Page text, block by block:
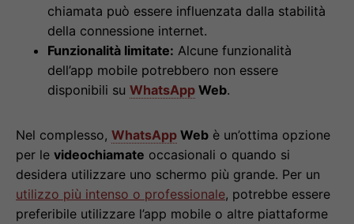
chiamata può essere influenzata dalla stabilità
della connessione internet.
Funzionalità limitate: Alcune funzionalità
dell’app mobile potrebbero non essere
disponibili su WhatsApp Web.
Nel complesso, WhatsApp Web è un’ottima opzione
per le videochiamate occasionali o quando si
desidera utilizzare uno schermo più grande. Per un
utilizzo più intenso o professionale, potrebbe essere
preferibile utilizzare l’app mobile o altre piattaforme